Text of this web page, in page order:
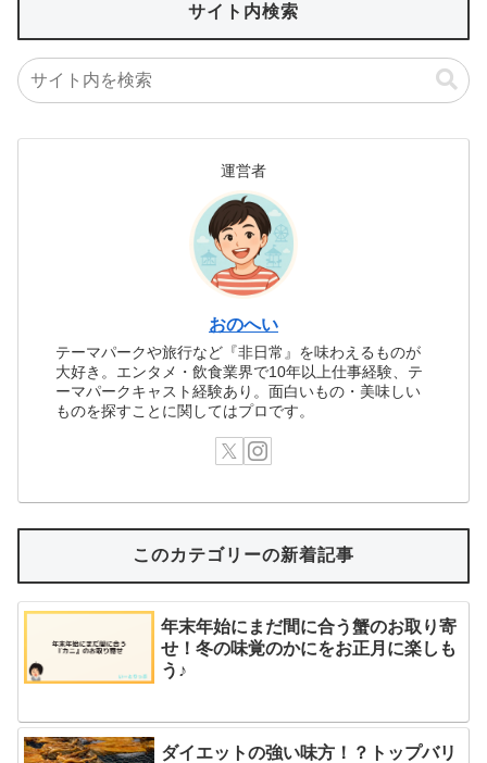
サイト内検索
運営者
おのへい
テーマパークや旅行など『非日常』を味わえるものが
大好き。エンタメ・飲食業界で10年以上仕事経験、テ
ーマパークキャスト経験あり。面白いもの・美味しい
ものを探すことに関してはプロです。
このカテゴリーの新着記事
年末年始にまだ間に合う蟹のお取り寄
せ！冬の味覚のかにをお正月に楽しも
う♪
ダイエットの強い味方！？トップバリ